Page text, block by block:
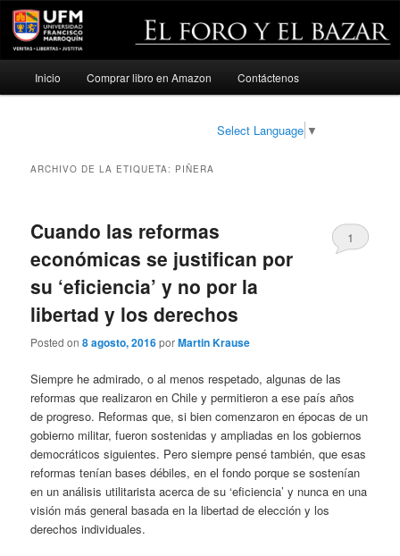
Ir
Ir
Inicio Comprar libro en Amazon Contáctenos
Select Language ▼
ARCHIVO DE LA ETIQUETA: PIÑERA
Cuando las reformas
económicas se justifican por
su ‘eficiencia’ y no por la
libertad y los derechos
Posted on8 agosto, 2016porMartin Krause
1
Siempre he admirado, o al menos respetado, algunas de las
reformas que realizaron en Chile y permitieron a ese país años
de progreso. Reformas que, si bien comenzaron en épocas de un
gobierno militar, fueron sostenidas y ampliadas en los gobiernos
democráticos siguientes. Pero siempre pensé también, que esas
reformas tenían bases débiles, en el fondo porque se sostenían
en un análisis utilitarista acerca de su ‘eficiencia’ y nunca en una
visión más general basada en la libertad de elección y los
derechos individuales.